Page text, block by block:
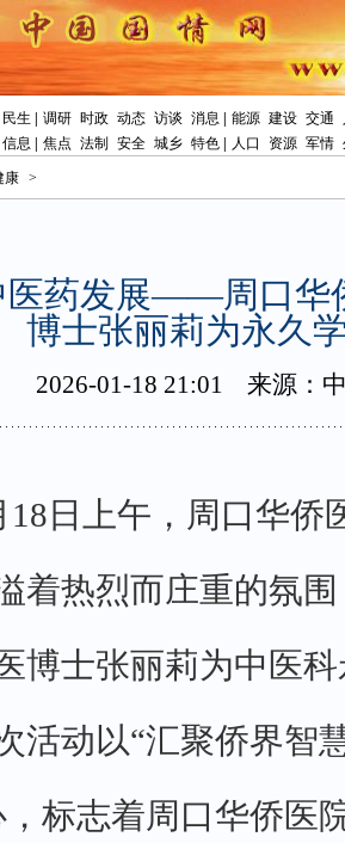
民生 调研 时政 动态 访谈 消息 能源 建设 交通
信息 焦点 法制 安全 城乡 特色 人口 资源 军情
康 >
医药发展——周口华
博士张丽莉为永久
2026-01-1821:01 来源：
18日上午，周口华侨
着热烈而庄重的氛
博士张丽莉为中医
活动以“汇聚侨界智
标志着周口华侨医